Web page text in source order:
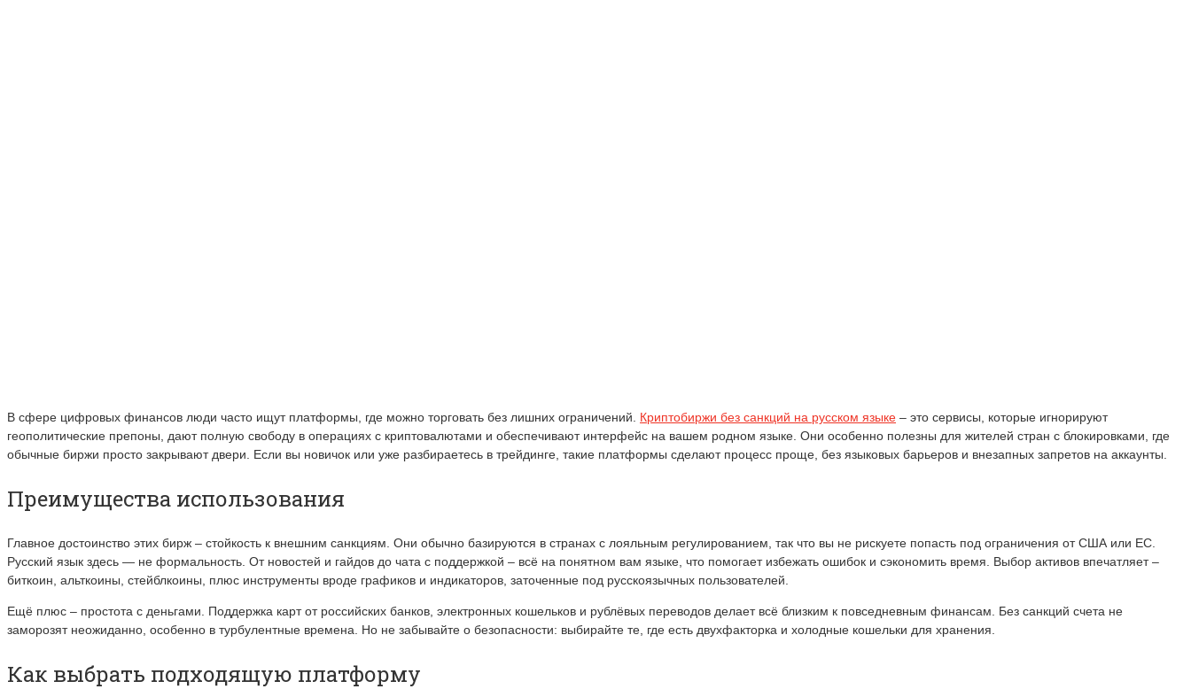
В сфере цифровых финансов люди часто ищут платформы, где можно торговать без лишних ограничений. Криптобиржи без санкций на русском языке – это сервисы, которые игнорируют
геополитические препоны, дают полную свободу в операциях с криптовалютами и обеспечивают интерфейс на вашем родном языке. Они особенно полезны для жителей стран с блокировками, где
обычные биржи просто закрывают двери. Если вы новичок или уже разбираетесь в трейдинге, такие платформы сделают процесс проще, без языковых барьеров и внезапных запретов на аккаунты.
Преимущества использования
Главное достоинство этих бирж – стойкость к внешним санкциям. Они обычно базируются в странах с лояльным регулированием, так что вы не рискуете попасть под ограничения от США или ЕС.
Русский язык здесь — не формальность. От новостей и гайдов до чата с поддержкой – всё на понятном вам языке, что помогает избежать ошибок и сэкономить время. Выбор активов впечатляет –
биткоин, альткоины, стейблкоины, плюс инструменты вроде графиков и индикаторов, заточенные под русскоязычных пользователей.
Ещё плюс – простота с деньгами. Поддержка карт от российских банков, электронных кошельков и рублёвых переводов делает всё близким к повседневным финансам. Без санкций счета не
заморозят неожиданно, особенно в турбулентные времена. Но не забывайте о безопасности: выбирайте те, где есть двухфакторка и холодные кошельки для хранения.
Как выбрать подходящую платформу